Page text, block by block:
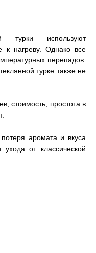
турки используют
к нагреву. Однако все
перепадов.
турке также не
стоимость, простота в
аромата и вкуса
от классической